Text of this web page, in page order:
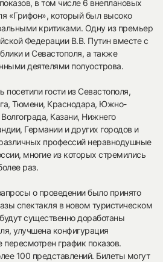
в том числе 6 внеплановых
«Грифон», который был высоко
критиками. Одну из премьер
Федерации В.В. Путин вместе с
и Севастополя, а также
деятелями полуострова.
посетили гости из Севастополя,
Тюмени, Краснодара, Южно-
Казани, Нижнего
Германии и других городов и
профессий неравнодушные
многие из которых стремились
раз.
о проведении было принято
спектакля в новом туристическом
существенно доработаны
улучшена конфигурация
пересмотрен график показов.
100 представлений. Билеты могут